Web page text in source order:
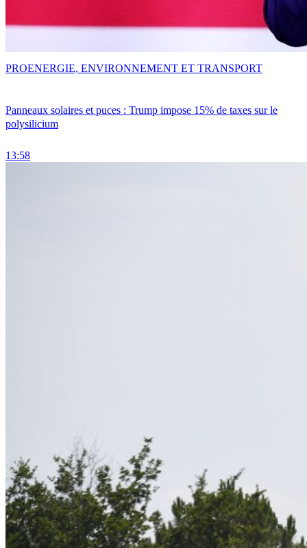
Panneaux solaires et puces : Trump impose 15% de taxes sur le
polysilicium
13:58
PROENERGIE, ENVIRONNEMENT ET TRANSPORT